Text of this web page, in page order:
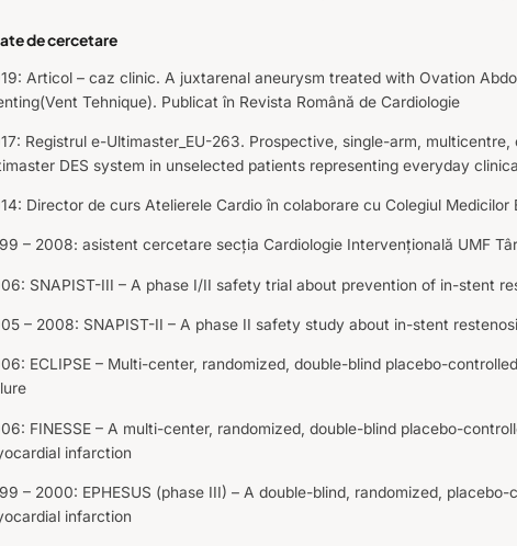
de cercetare
Articol – caz clinic. A juxtarenal aneurysm treated with Ovation
Tehnique). Publicat în Revista Română de Cardiologie
Registrul e-Ultimaster_EU-263. Prospective, single-arm,
DES system in unselected patients representing everyday
Director de curs Atelierele Cardio în colaborare cu Colegiul Medicilor
– 2008: asistent cercetare secția Cardiologie Intervențională UMF
SNAPIST-III – A phase I/II safety trial about prevention of in-stent
– 2008: SNAPIST-II – A phase II safety study about in-stent
ECLIPSE – Multi-center, randomized, double-blind placebo-
FINESSE – A multi-center, randomized, double-blind placebo-
infarction
– 2000: EPHESUS (phase III) – A double-blind, randomized,
infarction